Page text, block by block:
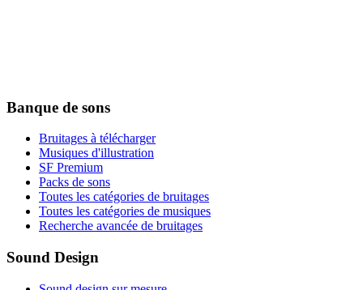
Banque de sons
Bruitages à télécharger
Musiques d'illustration
SF Premium
Packs de sons
Toutes les catégories de bruitages
Toutes les catégories de musiques
Recherche avancée de bruitages
Sound Design